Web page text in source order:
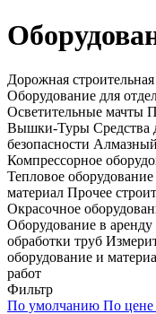
Дорожная
Оборудование для
Осветительные мачты
Вышки-Туры Средства
безопасности
Компрессорное
Тепловое
материал Прочее
Окрасочное
Оборудование в
обработки труб
оборудование и
работ
Фильтр
По умолчанию По цене